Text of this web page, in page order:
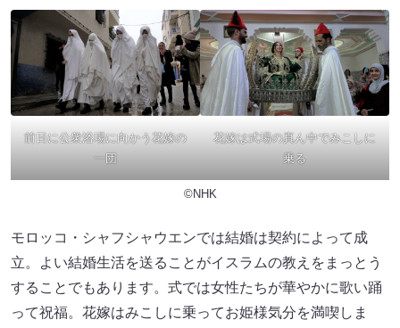
前日に公衆浴場に向かう花嫁の
一団
花嫁は式場の真ん中でみこしに
乗る
©NHK
モロッコ・シャフシャウエンでは結婚は契約によって成
立。よい結婚生活を送ることがイスラムの教えをまっとう
することでもあります。式では女性たちが華やかに歌い踊
って祝福。花嫁はみこしに乗ってお姫様気分を満喫しま